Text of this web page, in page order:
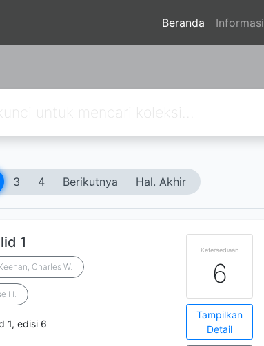
Beranda Informasi
3 4 Berikutnya Hal. Akhir
1
Charles W.
H.
1, edisi 6
Ketersediaan
6
Tampilkan
Detail